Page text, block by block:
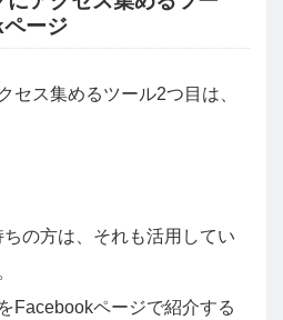
ージ
セス集めるツール2つ目は、
の方は、それも活用してい
Facebookページで紹介する